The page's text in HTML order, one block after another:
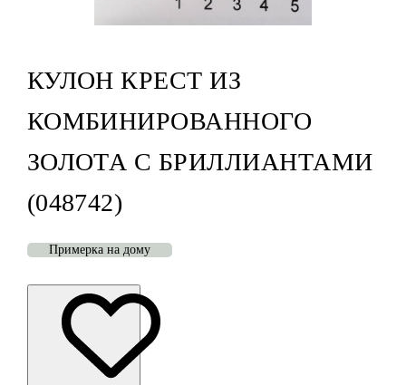
КУЛОН КРЕСТ ИЗ
КОМБИНИРОВАННОГО
ЗОЛОТА С БРИЛЛИАНТАМИ
(048742)
Примерка на дому